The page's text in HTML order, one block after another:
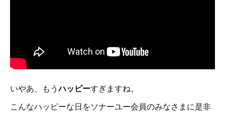
いやあ、もうハッピーすぎますね。
こんなハッピーな日をソナーユー会員のみなさまに是非